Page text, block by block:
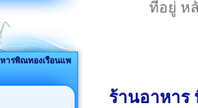
ารพิณทองเรือนแพ
ที่อยู่ ห
ร้านอาหาร